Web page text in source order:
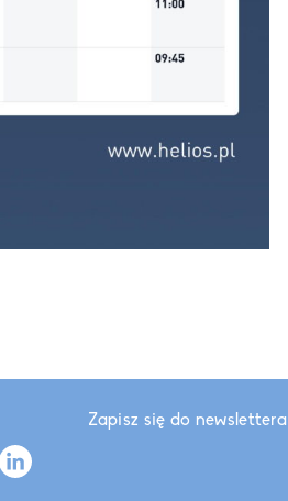
Zapisz się do newslettera